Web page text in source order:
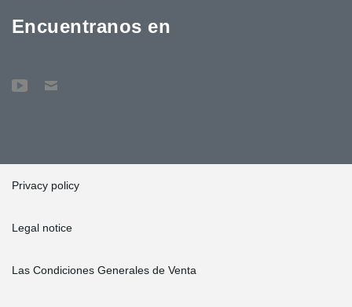
Encuentranos en
Privacy policy
Legal notice
Las Condiciones Generales de Venta